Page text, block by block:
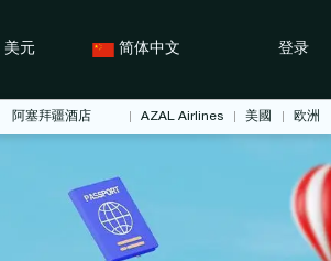
美元 简体中文 登录
阿塞拜疆酒店 AZAL Airlines 美國 欧洲